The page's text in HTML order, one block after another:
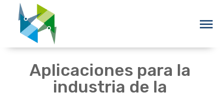
Aplicaciones para la
industria de la